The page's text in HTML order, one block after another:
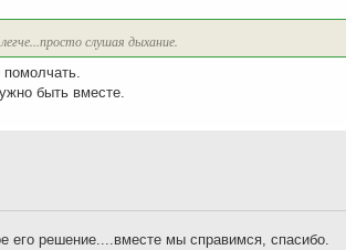
слушая дыхание.
быть вместе.
его решение....вместе мы справимся, спасибо.